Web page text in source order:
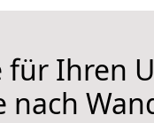
für Ihren
nach